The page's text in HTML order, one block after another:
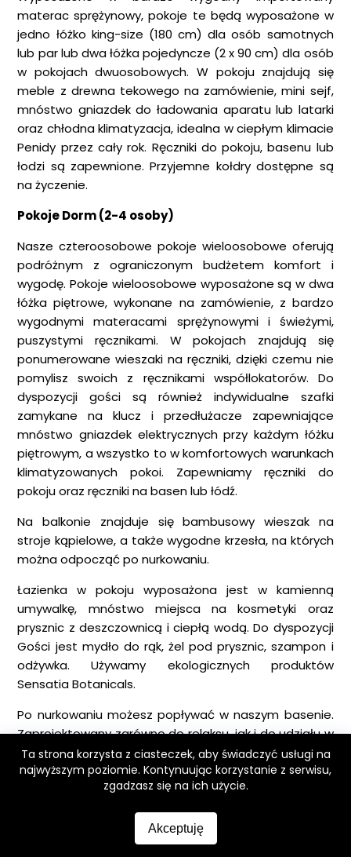
materac sprężynowy, pokoje te będą wyposażone w
jedno łóżko king-size (180 cm) dla osób samotnych
lub par lub dwa łóżka pojedyncze (2 x 90 cm) dla osób
w pokojach dwuosobowych. W pokoju znajdują się
meble z drewna tekowego na zamówienie, mini sejf,
mnóstwo gniazdek do ładowania aparatu lub latarki
oraz chłodna klimatyzacja, idealna w ciepłym klimacie
Penidy przez cały rok. Ręczniki do pokoju, basenu lub
łodzi są zapewnione. Przyjemne kołdry dostępne są
na życzenie.
Pokoje Dorm (2-4 osoby)
Nasze czteroosobowe pokoje wieloosobowe oferują
podróżnym z ograniczonym budżetem komfort i
wygodę. Pokoje wieloosobowe wyposażone są w dwa
łóżka piętrowe, wykonane na zamówienie, z bardzo
wygodnymi materacami sprężynowymi i świeżymi,
puszystymi ręcznikami. W pokojach znajdują się
ponumerowane wieszaki na ręczniki, dzięki czemu nie
pomylisz swoich z ręcznikami współlokatorów. Do
dyspozycji gości są również indywidualne szafki
zamykane na klucz i przedłużacze zapewniające
mnóstwo gniazdek elektrycznych przy każdym łóżku
piętrowym, a wszystko to w komfortowych warunkach
klimatyzowanych pokoi. Zapewniamy ręczniki do
pokoju oraz ręczniki na basen lub łódź.
Na balkonie znajduje się bambusowy wieszak na
stroje kąpielowe, a także wygodne krzesła, na których
można odpocząć po nurkowaniu.
Łazienka w pokoju wyposażona jest w kamienną
umywalkę, mnóstwo miejsca na kosmetyki oraz
prysznic z deszczownicą i ciepłą wodą. Do dyspozycji
Gości jest mydło do rąk, żel pod prysznic, szampon i
odżywka. Używamy ekologicznych produktów
Sensatia Botanicals.
Po nurkowaniu możesz popływać w naszym basenie.
Zaprojektowany zarówno do relaksu, jak i do udziału w
kursach nurkowania, oferuje mnóstwo miejsca dla
każdego.
Zamów swoje ulubione śniadanie w recepcji każdego
popołudnia, aby otrzymać je z dostawą na długo
Ta strona korzysta z ciasteczek, aby świadczyć usługi na
najwyższym poziomie. Kontynuując korzystanie z serwisu,
zgadzasz się na ich użycie.
Akceptuję